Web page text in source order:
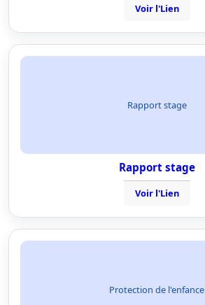
Voir l'Lien
Rapport stage
Rapport stage
Voir l'Lien
Protection de l'enfance